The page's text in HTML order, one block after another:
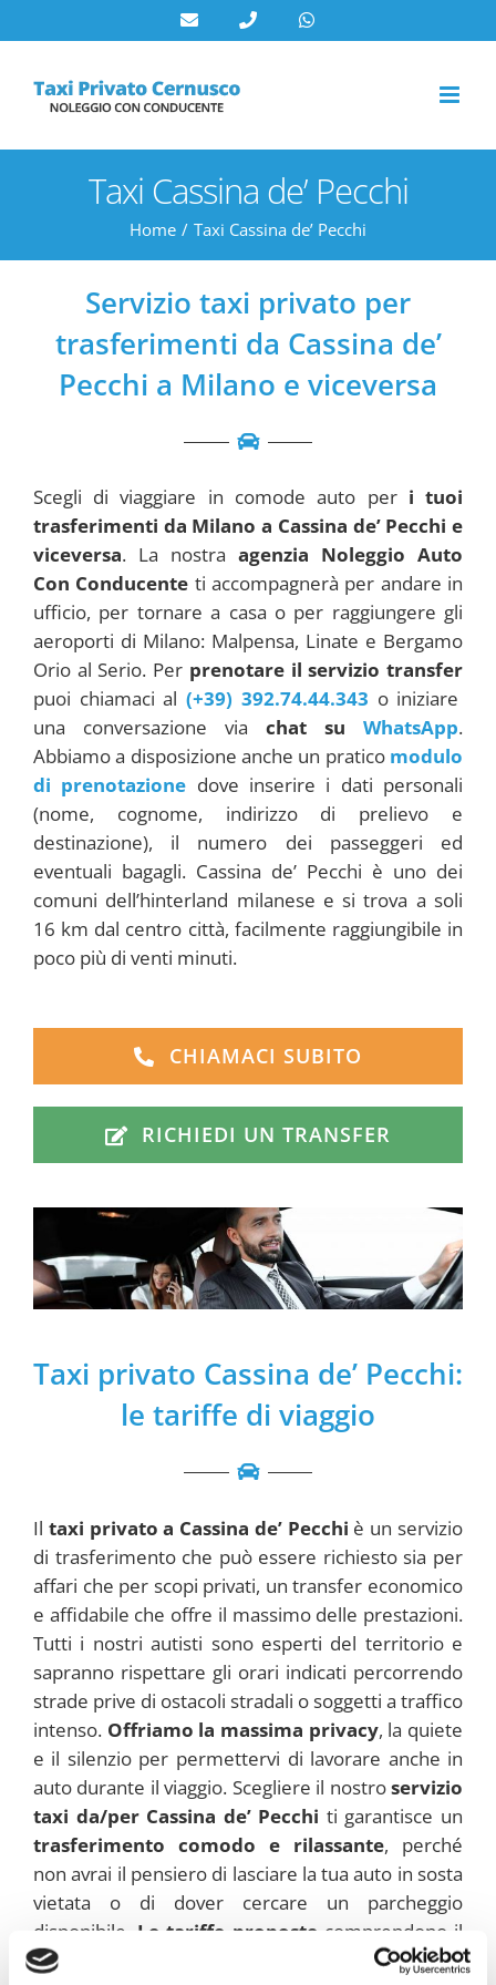
al
Taxi Cassina de’ Pecchi
Home Taxi Cassina de’ Pecchi
Servizio taxi privato per
trasferimenti da Cassina de’
Pecchi a Milano e viceversa
Scegli di viaggiare in comode auto per i tuoi
trasferimenti da Milano a Cassina de’ Pecchi e
viceversa. La nostraagenzia Noleggio Auto
Con Conducente ti accompagnerà per andare in
ufficio, per tornare a casa o per raggiungere gli
aeroporti di Milano: Malpensa, Linate e Bergamo
Orio al Serio. Per prenotare il servizio transfer
puoi chiamaci al(+39) 392.74.44.343 o iniziare
una conversazione via chat suWhatsApp.
Abbiamo a disposizione anche un pratico modulo
di prenotazione dove inserire i dati personali
(nome, cognome, indirizzo di prelievo e
destinazione), il numero dei passeggeri ed
eventuali bagagli. Cassina de’ Pecchi è uno dei
comuni dell’hinterland milanese e si trova a soli
16 km dal centro città, facilmente raggiungibile in
poco più di venti minuti.
CHIAMACI SUBITO
RICHIEDI UN TRANSFER
Taxi privato Cassina de’ Pecchi:
le tariffe di viaggio
Il taxi privato a Cassina de’ Pecchi è un servizio
di trasferimento che può essere richiesto sia per
affari che per scopi privati, un transfer economico
e affidabile che offre il massimo delle prestazioni.
Tutti i nostri autisti sono esperti del territorio e
sapranno rispettare gli orari indicati percorrendo
strade prive di ostacoli stradali o soggetti a traffico
intenso. Offriamo la massima privacy, la quiete
e il silenzio per permettervi di lavorare anche in
auto durante il viaggio. Scegliere il nostroservizio
taxi da/per Cassina de’ Pecchi ti garantisce un
trasferimento comodo e rilassante, perché
non avrai il pensiero di lasciare la tua auto in sosta
vietata o di dover cercare un parcheggio
disponibile. Le tariffe proposte comprendono il
prelievo all’indirizzo comunicato in fase di